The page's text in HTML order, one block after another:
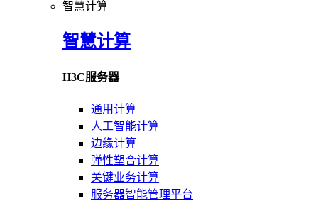
智慧计算
智慧计算
H3C服务器
通用计算
人工智能计算
边缘计算
弹性塑合计算
关键业务计算
服务器智能管理平台